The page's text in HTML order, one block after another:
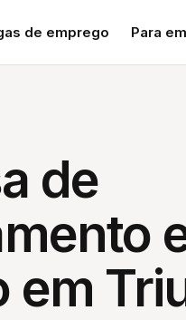
de emprego Para
de
em